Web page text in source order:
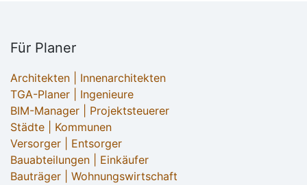
Für Planer
Architekten | Innenarchitekten
TGA-Planer | Ingenieure
BIM-Manager | Projektsteuerer
Städte | Kommunen
Versorger | Entsorger
Bauabteilungen | Einkäufer
Bauträger | Wohnungswirtschaft